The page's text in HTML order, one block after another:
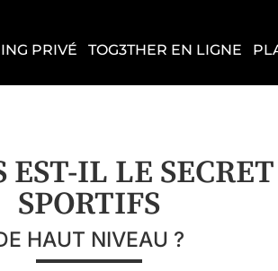
PRIVÉ TOG3THER EN LIGNE
IL LE
SPORTIFS
HAUT NIVEAU ?